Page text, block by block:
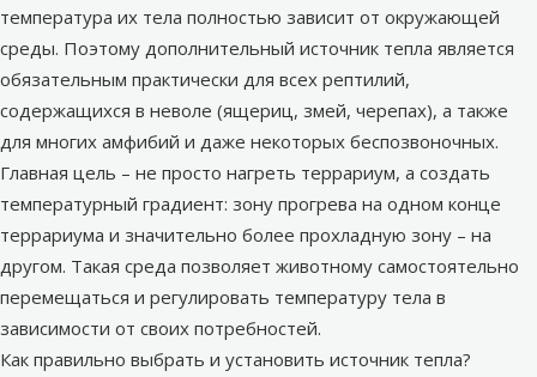
температура их тела полностью зависит от окружающей
среды. Поэтому дополнительный источник тепла является
обязательным практически для всех рептилий,
содержащихся в неволе (ящериц, змей, черепах), а также
для многих амфибий и даже некоторых беспозвоночных.
Главная цель – не просто нагреть террариум, а создать
температурный градиент: зону прогрева на одном конце
террариума и значительно более прохладную зону – на
другом. Такая среда позволяет животному самостоятельно
перемещаться и регулировать температуру тела в
зависимости от своих потребностей.
Как правильно выбрать и установить источник тепла?